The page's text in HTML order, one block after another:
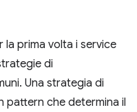
prima volta i service
di
Una strategia di
pattern che determina il